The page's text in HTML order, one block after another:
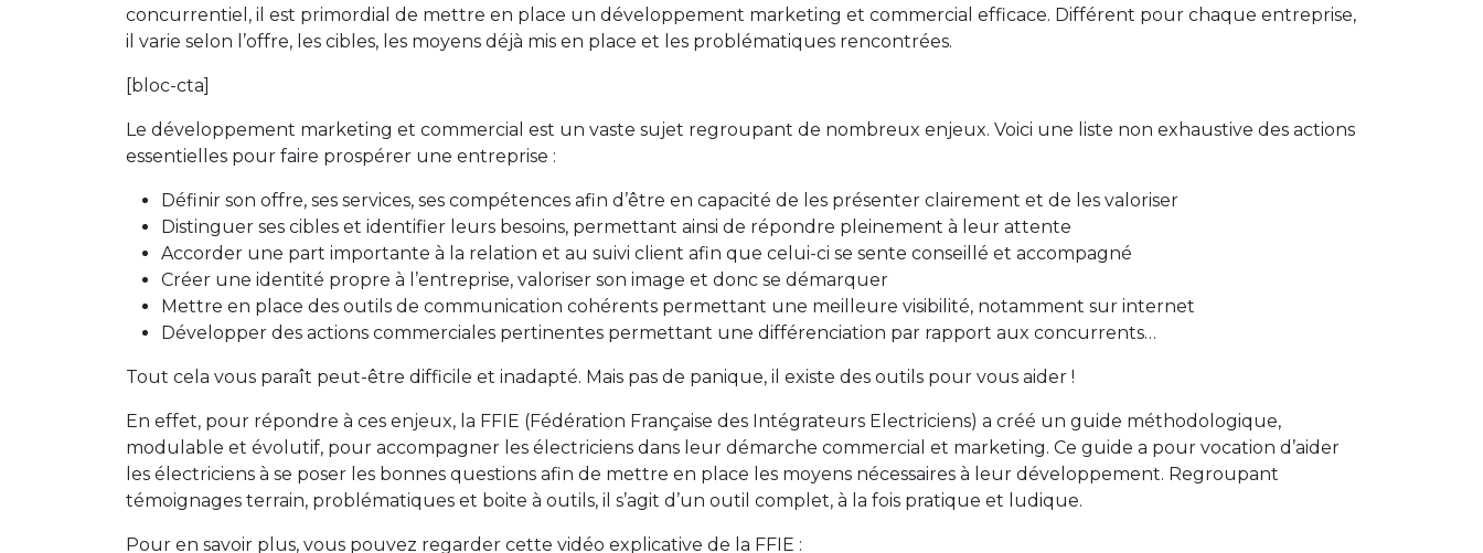
concurrentiel, il est primordial de mettre en place un développement marketing et commercial efficace. Différent pour chaque entreprise,
il varie selon l’offre, les cibles, les moyens déjà mis en place et les problématiques rencontrées.
[bloc-cta]
Le développement marketing et commercial est un vaste sujet regroupant de nombreux enjeux. Voici une liste non exhaustive des actions
essentielles pour faire prospérer une entreprise :
Définir son offre, ses services, ses compétences afin d’être en capacité de les présenter clairement et de les valoriser
Distinguer ses cibles et identifier leurs besoins, permettant ainsi de répondre pleinement à leur attente
Accorder une part importante à la relation et au suivi client afin que celui-ci se sente conseillé et accompagné
Créer une identité propre à l’entreprise, valoriser son image et donc se démarquer
Mettre en place des outils de communication cohérents permettant une meilleure visibilité, notamment sur internet
Développer des actions commerciales pertinentes permettant une différenciation par rapport aux concurrents…
Tout cela vous paraît peut-être difficile et inadapté. Mais pas de panique, il existe des outils pour vous aider !
En effet, pour répondre à ces enjeux, la FFIE (Fédération Française des Intégrateurs Electriciens) a créé un guide méthodologique,
modulable et évolutif, pour accompagner les électriciens dans leur démarche commercial et marketing. Ce guide a pour vocation d’aider
les électriciens à se poser les bonnes questions afin de mettre en place les moyens nécessaires à leur développement. Regroupant
témoignages terrain, problématiques et boite à outils, il s’agit d’un outil complet, à la fois pratique et ludique.
Pour en savoir plus, vous pouvez regarder cette vidéo explicative de la FFIE :